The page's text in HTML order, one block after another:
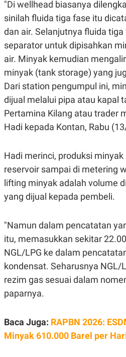
D
SITEMAPPROFILETERM
OF
USE
PEDOMAN
PEMBERITAAN
SIBER
PRIVACY
POLICY
"Di wellhead biasanya
sinilah fluida tiga fase itu
dan air. Selanjutnya fluida
separator untuk dipisahkan
air. Minyak kemudian
minyak (tank storage) yang
Dari station pengumpul ini,
dijual melalui pipa atau kapal
Pertamina Kilang atau trader
Hadi kepada Kontan, Rabu
Hadi merinci, produksi
reservoir sampai di metering
lifting minyak adalah volume
yang dijual kepada pembeli.
"Namun dalam pencatatan
itu, memasukkan sekitar
NGL/LPG ke dalam
kondensat. Seharusnya NGL/
rezim gas sesuai dalam
paparnya.
Baca Juga: RAPBN 2026:
Minyak 610.000 Barel per